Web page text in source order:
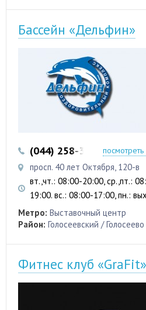
Бассейн «Дельфин»
(044) 258-33-07 (044)
просп. 40 лет Октября, 120-в
вт.,чт.: 08:00-20:00, ср.,пт.:
19:00. вс.: 08:00-17:00, пн.:
Метро: Выставочный центр
Район: Голосеевский / Голосеево
Фитнес клуб «GraFit»